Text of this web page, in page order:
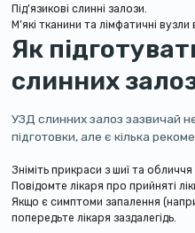
Під’язикові слинні залози.
М’які тканини та лімфатичні вузли
Як
слинних
УЗД слинних залоз зазвичай
підготовки, але є кілька
Зніміть прикраси з шиї та
Повідомте лікаря про прийняті
Якщо є симптоми запалення
попередьте лікаря заздалегідь.